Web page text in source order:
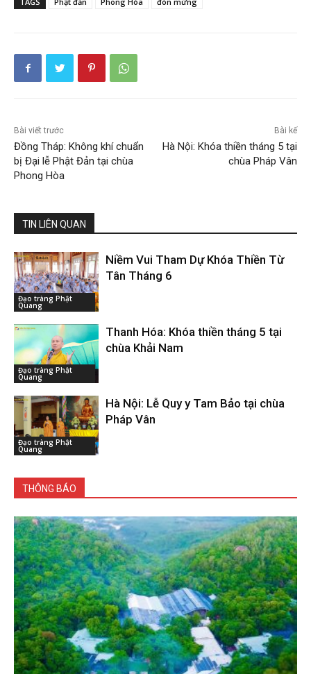
Bài viết trước
Đồng Tháp: Không khí chuẩn
bị Đại lễ Phật Đản tại chùa
Phong Hòa
Bài kế
Hà Nội: Khóa thiền tháng 5 tại
chùa Pháp Vân
TIN LIÊN QUAN
Đạo tràng Phật
Quang
Niềm Vui Tham Dự Khóa Thiền Từ
Tân Tháng 6
Đạo tràng Phật
Quang
Thanh Hóa: Khóa thiền tháng 5 tại
chùa Khải Nam
Đạo tràng Phật
Quang
Hà Nội: Lễ Quy y Tam Bảo tại chùa
Pháp Vân
THÔNG BÁO